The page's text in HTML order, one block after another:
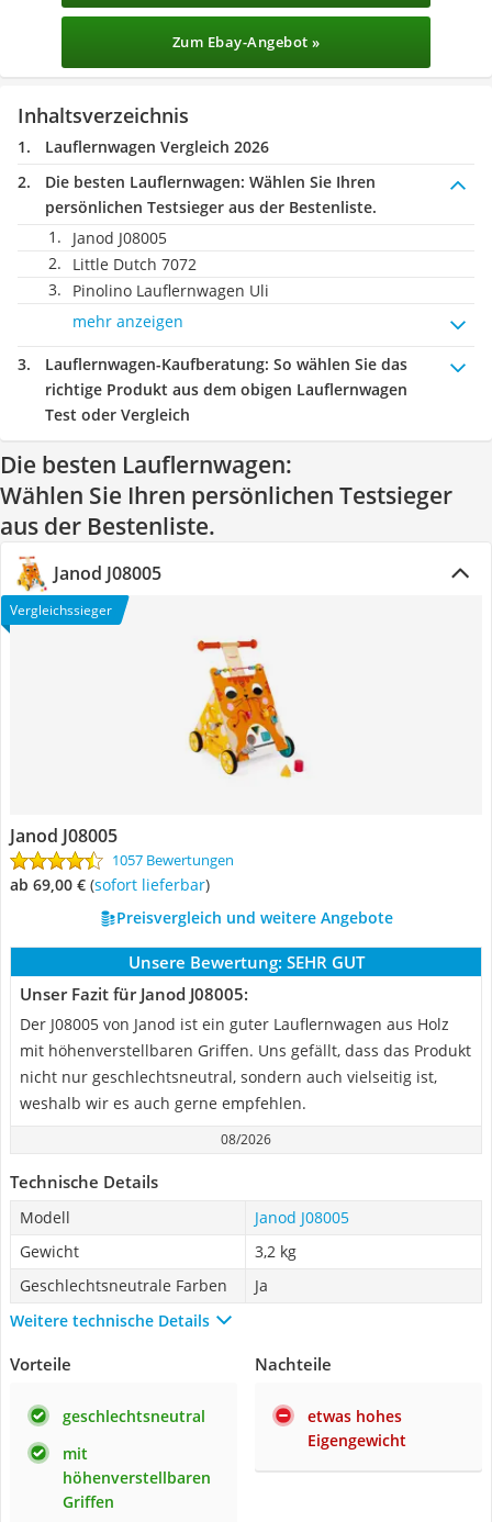
Zum Ebay-Angebot »
Inhaltsverzeichnis
Lauflernwagen Vergleich 2026
Die besten Lauflernwagen: Wählen Sie Ihren
persönlichen Testsieger aus der Bestenliste.
Janod J08005
Little Dutch 7072
Pinolino Lauflernwagen Uli
mehr anzeigen
Lauflernwagen-Kaufberatung: So wählen Sie das
richtige Produkt aus dem obigen Lauflernwagen
Test oder Vergleich
Die besten Lauflernwagen:
Wählen Sie Ihren persönlichen Testsieger
aus der Bestenliste.
Janod J08005
Vergleichssieger
Janod J08005
1057 Bewertungen
ab 69,00 € ( Sofort lieferbar)
Preisvergleich und weitere Angebote
Unsere Bewertung: SEHR GUT
Unser Fazit für Janod J08005:
Der J08005 von Janod ist ein guter Lauflernwagen aus Holz
mit höhenverstellbaren Griffen. Uns gefällt, dass das Produkt
nicht nur geschlechtsneutral, sondern auch vielseitig ist,
weshalb wir es auch gerne empfehlen.
08/2026
Technische Details
Modell
Janod J08005
Gewicht
3,2 kg
Geschlechtsneutrale Farben
Ja
Weitere technische Details
Vorteile
geschlechtsneutral
mit
höhenverstellbaren
Griffen
Nachteile
etwas hohes
Eigengewicht